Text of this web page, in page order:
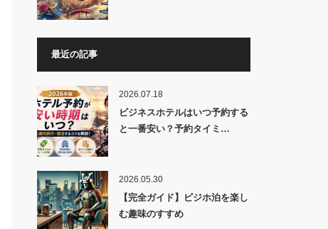
最近の記事
2026.07.18
ビジネスホテルはいつ予約する
と一番安い？予約タイミ…
2026.05.30
【完全ガイド】ビジホ泊を楽し
む趣味のすすめ